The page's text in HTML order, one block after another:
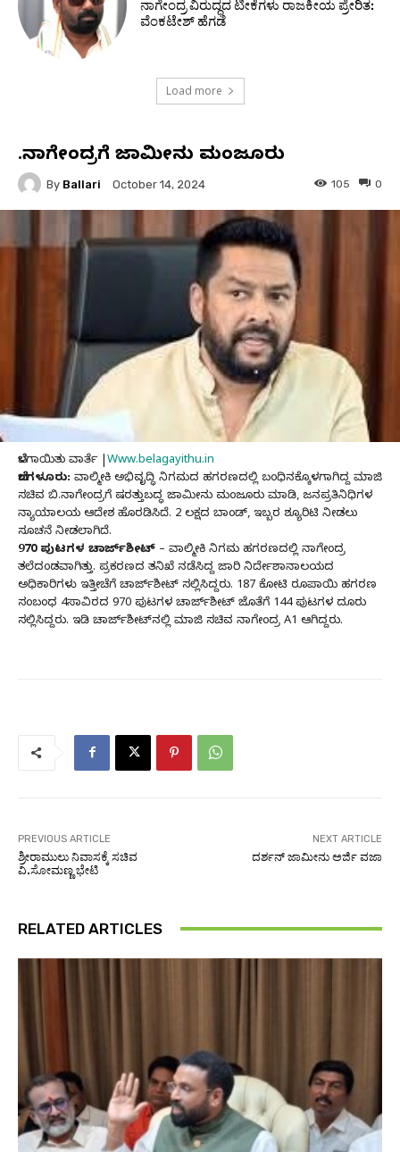
ನಾಗೇಂದ್ರ ವಿರುದ್ಧದ ಟೀಕೆಗಳು ರಾಜಕೀಯ ಪ್ರೇರಿತ:
ವೆಂಕಟೇಶ್ ಹೆಗಡೆ
Load more